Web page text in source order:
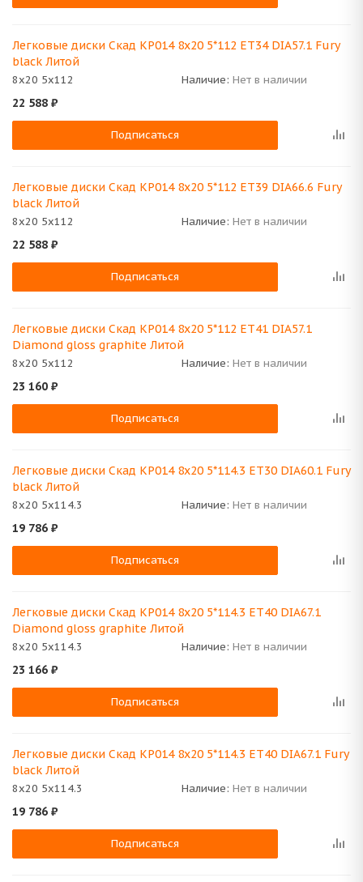
Легковые диски Скад КР014 8x20 5*112 ET34 DIA57.1 Fury
black Литой
8x20 5x112 Наличие: Нет в наличии
22 588 ₽
Подписаться
Легковые диски Скад КР014 8x20 5*112 ET39 DIA66.6 Fury
black Литой
8x20 5x112 Наличие: Нет в наличии
22 588 ₽
Подписаться
Легковые диски Скад КР014 8x20 5*112 ET41 DIA57.1
Diamond gloss graphite Литой
8x20 5x112 Наличие: Нет в наличии
23 160 ₽
Подписаться
Легковые диски Скад КР014 8x20 5*114.3 ET30 DIA60.1 Fury
black Литой
8x20 5x114.3 Наличие: Нет в наличии
19 786 ₽
Подписаться
Легковые диски Скад КР014 8x20 5*114.3 ET40 DIA67.1
Diamond gloss graphite Литой
8x20 5x114.3 Наличие: Нет в наличии
23 166 ₽
Подписаться
Легковые диски Скад КР014 8x20 5*114.3 ET40 DIA67.1 Fury
black Литой
8x20 5x114.3 Наличие: Нет в наличии
19 786 ₽
Подписаться